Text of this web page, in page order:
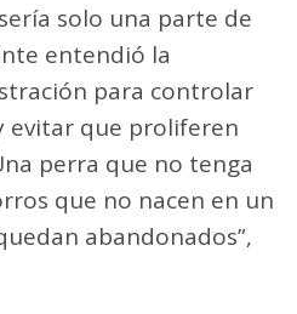
solo una parte de
entendió la
para controlar
evitar que proliferen
perra que no tenga
que no nacen en un
abandonados”,